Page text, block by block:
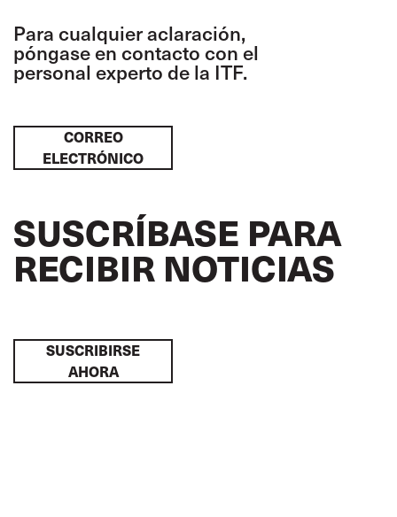
Para cualquier aclaración,
póngase en contacto con el
personal experto de la ITF.
CORREO
ELECTRÓNICO
SUSCRÍBASE PARA
RECIBIR NOTICIAS
SUSCRIBIRSE
AHORA